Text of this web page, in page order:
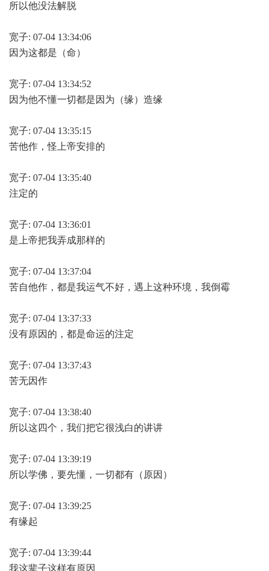
所以他没法解脱
宽子: 07-04 13:34:06
因为这都是（命）
宽子: 07-04 13:34:52
因为他不懂一切都是因为（缘）造缘
宽子: 07-04 13:35:15
苦他作，怪上帝安排的
宽子: 07-04 13:35:40
注定的
宽子: 07-04 13:36:01
是上帝把我弄成那样的
宽子: 07-04 13:37:04
苦自他作，都是我运气不好，遇上这种环境，我倒霉
宽子: 07-04 13:37:33
没有原因的，都是命运的注定
宽子: 07-04 13:37:43
苦无因作
宽子: 07-04 13:38:40
所以这四个，我们把它很浅白的讲讲
宽子: 07-04 13:39:19
所以学佛，要先懂，一切都有（原因）
宽子: 07-04 13:39:25
有缘起
宽子: 07-04 13:39:44
我这辈子这样有原因